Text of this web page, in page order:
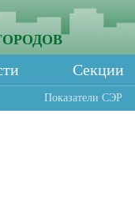
Секции
Показатели СЭР